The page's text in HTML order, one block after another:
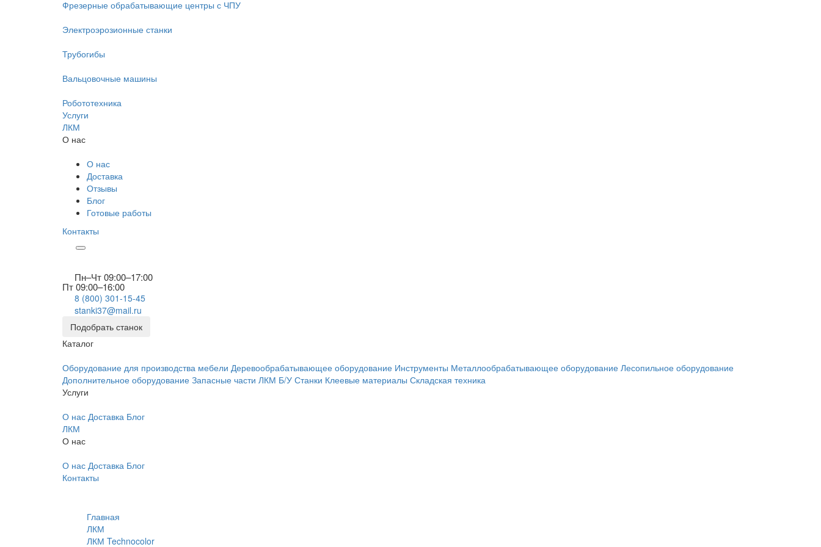
Фрезерные обрабатывающие центры с ЧПУ
Электроэрозионные станки
Трубогибы
Вальцовочные машины
Робототехника
Услуги
ЛКМ
О нас
О нас
Доставка
Отзывы
Блог
Готовые работы
Контакты
Пн–Чт 09:00–17:00
Пт 09:00–16:00
8 (800) 301-15-45
stanki37@mail.ru
Подобрать станок
Каталог
Оборудование для производства мебели Деревообрабатывающее оборудование Инструменты Металлообрабатывающее оборудование Лесопильное оборудование
Дополнительное оборудование Запасные части ЛКМ Б/У Станки Клеевые материалы Складская техника
Услуги
О нас Доставка Блог
ЛКМ
О нас
О нас Доставка Блог
Контакты
Главная
ЛКМ
ЛКМ Technocolor